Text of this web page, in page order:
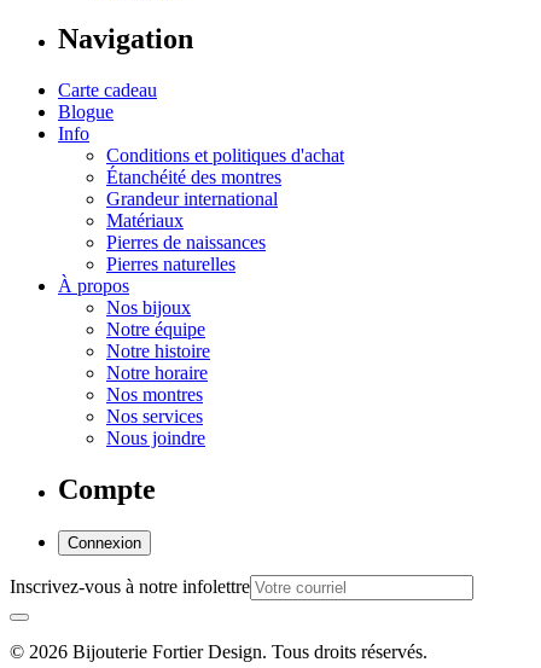
Navigation
Carte cadeau
Blogue
Info
Conditions et politiques d'achat
Étanchéité des montres
Grandeur international
Matériaux
Pierres de naissances
Pierres naturelles
À propos
Nos bijoux
Notre équipe
Notre histoire
Notre horaire
Nos montres
Nos services
Nous joindre
Compte
Connexion
Inscrivez-vous à notre infolettre
© 2026 Bijouterie Fortier Design. Tous droits réservés.